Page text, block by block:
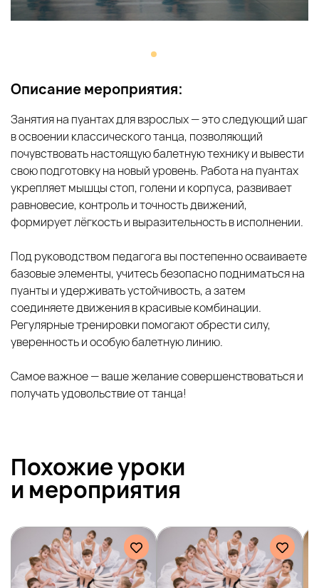
Описание мероприятия:
Занятия на пуантах для взрослых — это следующий шаг
в освоении классического танца, позволяющий
почувствовать настоящую балетную технику и вывести
свою подготовку на новый уровень. Работа на пуантах
укрепляет мышцы стоп, голени и корпуса, развивает
равновесие, контроль и точность движений,
формирует лёгкость и выразительность в исполнении.
Под руководством педагога вы постепенно осваиваете
базовые элементы, учитесь безопасно подниматься на
пуанты и удерживать устойчивость, а затем
соединяете движения в красивые комбинации.
Регулярные тренировки помогают обрести силу,
уверенность и особую балетную линию.
Самое важное — ваше желание совершенствоваться и
получать удовольствие от танца!
Похожие уроки
и мероприятия